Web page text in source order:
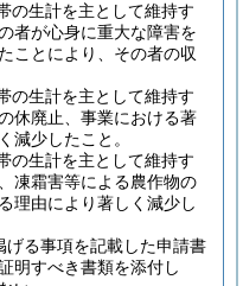
の生計を主として維持す
者が心身に重大な障害を
ことにより、その者の収
の生計を主として維持す
休廃止、事業における著
減少したこと。
の生計を主として維持す
凍霜害等による農作物の
理由により著しく減少し
る事項を記載した申請書
明すべき書類を添付し